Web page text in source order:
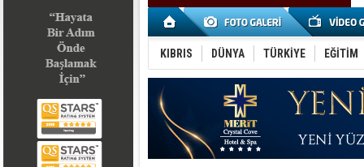
KIBRIS DÜNYA TÜRKİYE EĞİTİM